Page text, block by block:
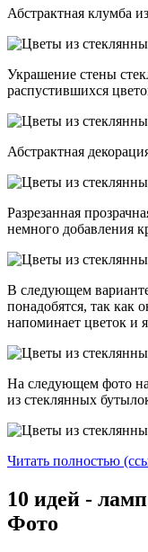
Абстрактная клумба
Украшение стены
распустившихся
Абстрактная
Разрезанная
немного добавления
В следующем
понадобятся, так как
напоминает цветок и
На следующем фото
из стеклянных
Читать полностью
10 идей -
Фото